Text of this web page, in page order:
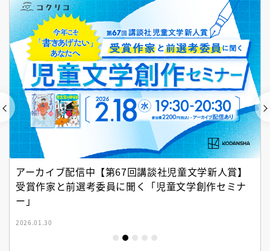
アーカイブ配信中【第67回講談社児童文学新人賞】
受賞作家と前選考委員に聞く「児童文学創作セミナ
ー」
2026.01.30